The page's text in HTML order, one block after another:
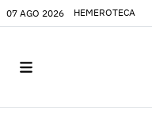
07 AGO 2026 HEMEROTECA